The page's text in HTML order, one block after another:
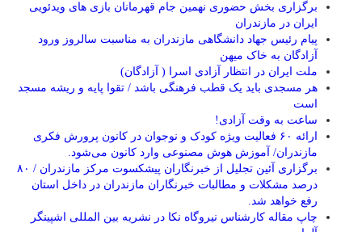
برگزاری بخش حضوری نهمین جام قهرمانان بازی های ویدئویی
ایران در مازندران
پیام رئیس جهاد دانشگاهی مازندران به مناسبت سالروز ورود
آزادگان به خاک میهن
ملت ایران در انتظار آزادی اسرا ( آزادگان)
هر مسجدی باید یک قطب فرهنگی باشد / تقوا پایه و ریشه مسجد
است
ساعت به وقت آزادی!
ارائه ۶۰ فعالیت ویژه کودک و نوجوان در کانون پرورش فکری
مازندران/ آموزش هوش مصنوعی وارد کانون می‌شود.
برگزاری آئین تجلیل از خبرنگاران پیشکسوت مرکز مازندران / ۸۰
درصد مشکلات و مطالبات خبرنگاران مازندران در داخل استان
رفع خواهد شد.
چاپ مقاله کارشناس نيروگاه نكا در نشریه بین المللی اشپینگر